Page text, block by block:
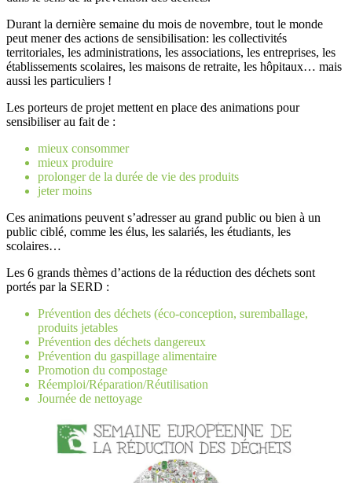
Durant la dernière semaine du mois de novembre, tout le monde
peut mener des actions de sensibilisation: les collectivités
territoriales, les administrations, les associations, les entreprises, les
établissements scolaires, les maisons de retraite, les hôpitaux… mais
aussi les particuliers !
Les porteurs de projet mettent en place des animations pour
sensibiliser au fait de :
mieux consommer
mieux produire
prolonger de la durée de vie des produits
jeter moins
Ces animations peuvent s’adresser au grand public ou bien à un
public ciblé, comme les élus, les salariés, les étudiants, les
scolaires…
Les 6 grands thèmes d’actions de la réduction des déchets sont
portés par la SERD :
Prévention des déchets (éco-conception, suremballage,
produits jetables
Prévention des déchets dangereux
Prévention du gaspillage alimentaire
Promotion du compostage
Réemploi/Réparation/Réutilisation
Journée de nettoyage